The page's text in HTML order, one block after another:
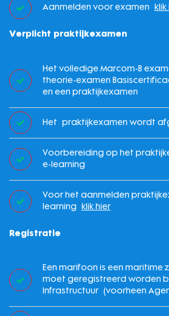
Aanmelden voor examen klik
Verplicht praktijkexamen
Het volledige Marcom-B
theorie-examen
en een praktijkexamen
Het praktijkexamen wordt
Voorbereiding op het
e-learning
Voor het aanmelden
learning
klik hier
Registratie
Een marifoon is een maritime
moet geregistreerd worden
Infrastructuur (voorheen